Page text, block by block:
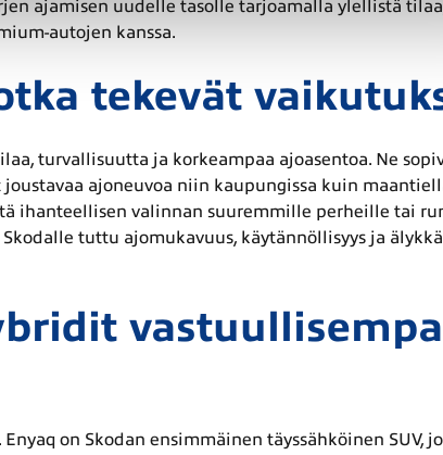
ajamisen uudelle tasolle tarjoamalla ylellistä
autojen kanssa.
tekevät
turvallisuutta ja korkeampaa ajoasentoa. Ne
ajoneuvoa niin kaupungissa kuin
ihanteellisen valinnan suuremmille perheille tai
tuttu ajomukavuus, käytännöllisyys ja
on Skodan ensimmäinen täyssähköinen SUV,